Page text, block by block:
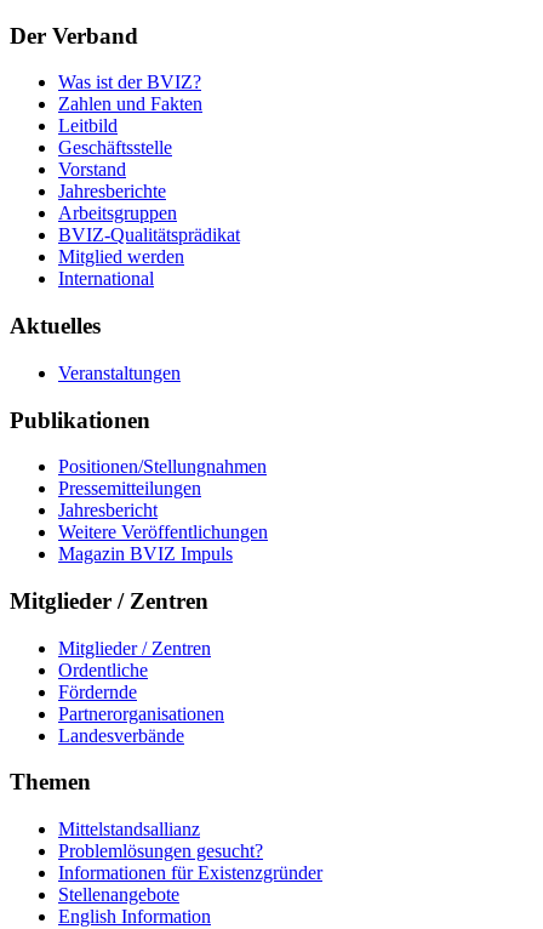
Der Verband
Was ist der BVIZ?
Zahlen und Fakten
Leitbild
Geschäftsstelle
Vorstand
Jahresberichte
Arbeitsgruppen
BVIZ-Qualitätsprädikat
Mitglied werden
International
Aktuelles
Veranstaltungen
Publikationen
Positionen/Stellungnahmen
Pressemitteilungen
Jahresbericht
Weitere Veröffentlichungen
Magazin BVIZ Impuls
Mitglieder / Zentren
Mitglieder / Zentren
Ordentliche
Fördernde
Partnerorganisationen
Landesverbände
Themen
Mittelstandsallianz
Problemlösungen gesucht?
Informationen für Existenzgründer
Stellenangebote
English Information